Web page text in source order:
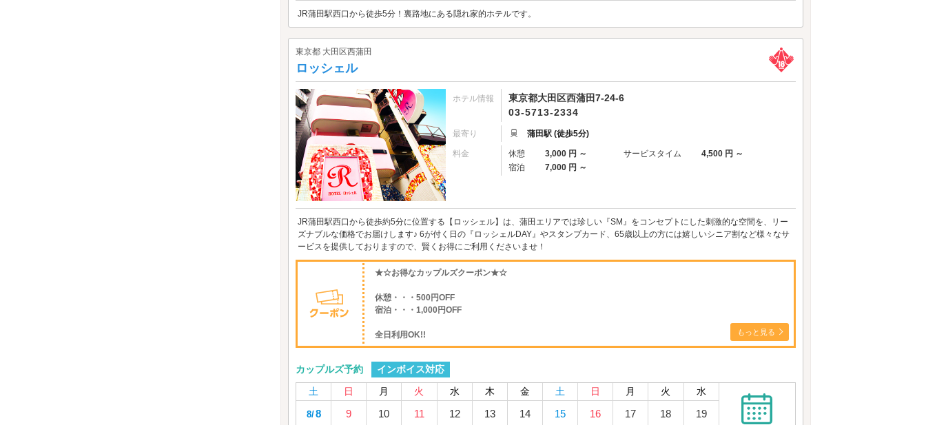
JR蒲田駅西口から徒歩5分！裏路地にある隠れ家的ホテルです。
東京都 大田区西蒲田
ロッシェル
ホテル情報
東京都大田区西蒲田7-24-6
03-5713-2334
最寄り 蒲田駅 (徒歩5分)
料金 休憩 3,000 円 ～ サービスタイム
4,500 円 ～
宿泊
7,000 円 ～
JR蒲田駅西口から徒歩約5分に位置する【ロッシェル】は、蒲田エリアでは珍しい『SM』をコンセプトにした刺激的な空間を、リー
ズナブルな価格でお届けします♪ 6が付く日の『ロッシェルDAY』やスタンプカード、65歳以上の方には嬉しいシニア割など様々なサ
ービスを提供しておりますので、賢くお得にご利用くださいませ！
★☆お得なカップルズクーポン★☆
休憩・・・500円OFF
宿泊・・・1,000円OFF
全日利用OK!! もっと見る
カップルズ予約
インボイス対応
土
日 月 火 水 木 金 土 日 月 火 水
8/8
9
10
11
12
13
14
15
16
17
18
19